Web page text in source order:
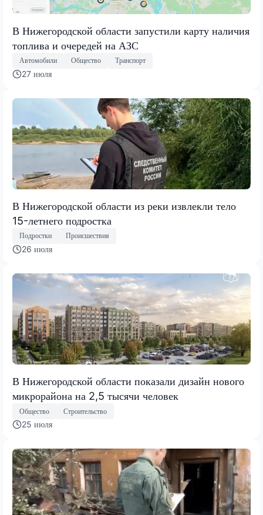
В Нижегородской области запустили карту наличия
топлива и очередей на АЗС
Автомобили Общество Транспорт
27 июля
В Нижегородской области из реки извлекли тело
15-летнего подростка
Подростки Происшествия
26 июля
В Нижегородской области показали дизайн нового
микрорайона на 2,5 тысячи человек
Общество Строительство
25 июля